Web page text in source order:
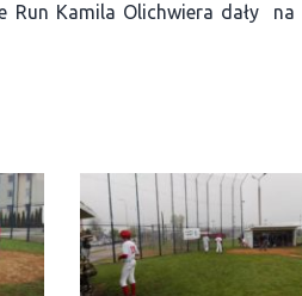
Run Kamila Olichwiera dały